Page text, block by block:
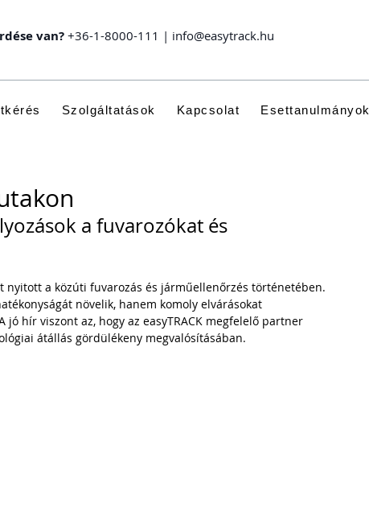
van? +36-1-8000-111 | info@easytrack.hu
Szolgáltatások Kapcsolat Esettanulmányok
a fuvarozókat és
a közúti fuvarozás és járműellenőrzés történetében.
növelik, hanem komoly elvárásokat
hír viszont az, hogy az easyTRACK megfelelő partner
átállás gördülékeny megvalósításában.